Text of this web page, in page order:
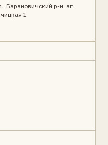
Барановичский р-н, аг.
1